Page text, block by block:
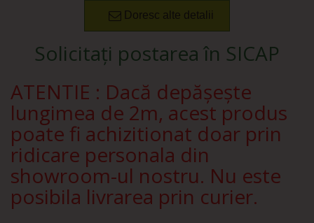
Doresc alte detalii
Solicitați postarea în SICAP
ATENTIE : Dacă depășește
lungimea de 2m, acest produs
poate fi achizitionat doar prin
ridicare personala din
showroom-ul nostru. Nu este
posibila livrarea prin curier.